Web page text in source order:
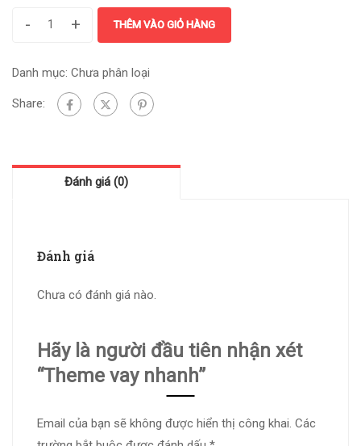
- + THÊM VÀO GIỎ HÀNG
Danh mục: Chưa phân loại
Share:
Đánh giá (0)
Đánh giá
Chưa có đánh giá nào.
Hãy là người đầu tiên nhận xét
“Theme vay nhanh”
Email của bạn sẽ không được hiển thị công khai. Các